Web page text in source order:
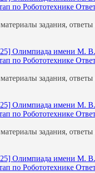
по Робототехнике
задания,
Олимпиада имени М.
по Робототехнике
задания,
Олимпиада имени М.
по Робототехнике
задания,
Олимпиада имени М.
по Робототехнике